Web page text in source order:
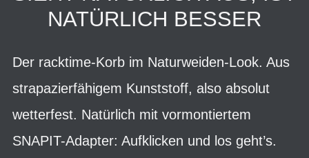
NATÜRLICH BESSER
Der racktime-Korb im Naturweiden-Look. Aus
strapazierfähigem Kunststoff, also absolut
wetterfest. Natürlich mit vormontiertem
SNAPIT-Adapter: Aufklicken und los geht’s.